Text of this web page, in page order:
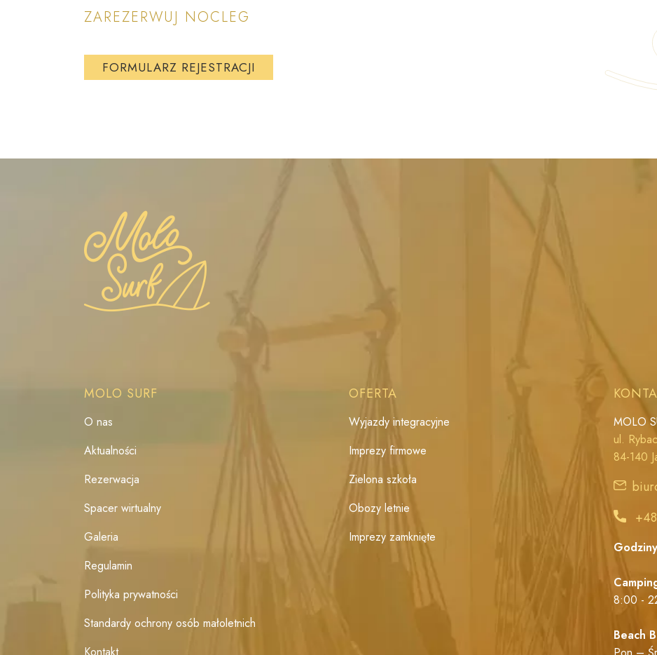
MOLO SURF
O nas
Aktualności
Rezerwacja
Spacer wirtualny
Galeria
Regulamin
Polityka prywatności
Standardy ochrony osób małoletnich
Kontakt
OFERTA
Wyjazdy integracyjne
Imprezy firmowe
Zielona szkoła
Obozy letnie
Imprezy zamknięte
MOLO
ul.
84-140
8:00 -
Beach
ZAREZERWUJ NOCLEG
FORMULARZ REJESTRACJI